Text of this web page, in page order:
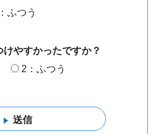
ふつう
やすかったですか？
2：ふつう